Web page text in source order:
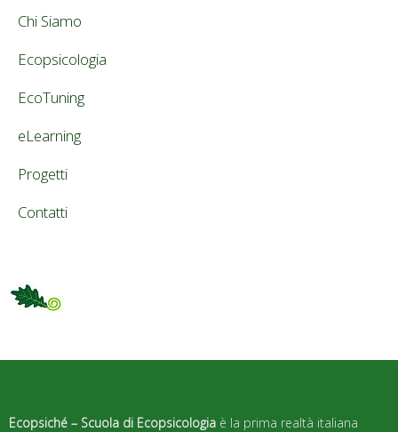
Chi Siamo
Ecopsicologia
EcoTuning
eLearning
Progetti
Contatti
Ecopsiché – Scuola di Ecopsicologia è la prima realtà italiana